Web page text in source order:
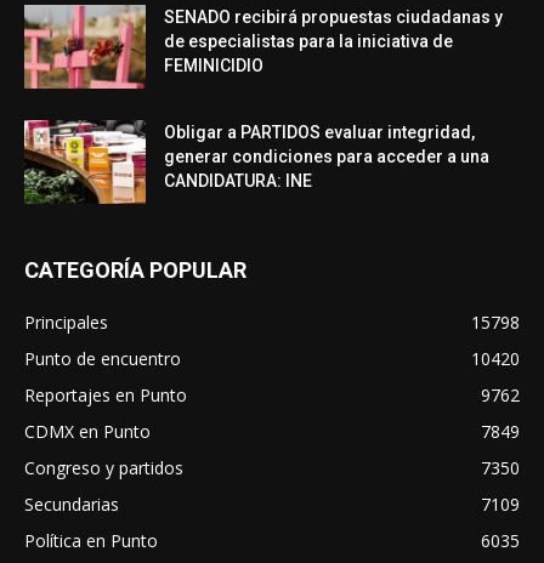
SENADO recibirá propuestas ciudadanas y
de especialistas para la iniciativa de
FEMINICIDIO
Obligar a PARTIDOS evaluar integridad,
generar condiciones para acceder a una
CANDIDATURA: INE
CATEGORÍA POPULAR
Principales
15798
Punto de encuentro
10420
Reportajes en Punto
9762
CDMX en Punto
7849
Congreso y partidos
7350
Secundarias
7109
Política en Punto
6035